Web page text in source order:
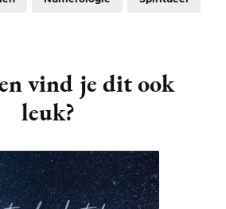
vind je dit ook
leuk?